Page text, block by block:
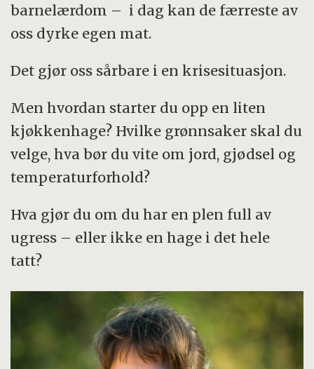
barnelærdom – i dag kan de færreste av
oss dyrke egen mat.
Det gjør oss sårbare i en krisesituasjon.
Men hvordan starter du opp en liten
kjøkkenhage? Hvilke grønnsaker skal du
velge, hva bør du vite om jord, gjødsel og
temperaturforhold?
Hva gjør du om du har en plen full av
ugress – eller ikke en hage i det hele
tatt?